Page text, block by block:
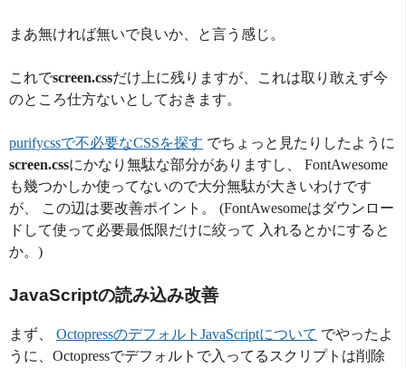
まあ無ければ無いで良いか、と言う感じ。
これでscreen.cssだけ上に残りますが、これは取り敢えず今
のところ仕方ないとしておきます。
purifycssで不必要なCSSを探す でちょっと見たりしたように
screen.cssにかなり無駄な部分がありますし、 FontAwesome
も幾つかしか使ってないので大分無駄が大きいわけです
が、 この辺は要改善ポイント。 (FontAwesomeはダウンロー
ドして使って必要最低限だけに絞って 入れるとかにすると
か。)
JavaScriptの読み込み改善
まず、 OctopressのデフォルトJavaScriptについて でやったよ
うに、Octopressでデフォルトで入ってるスクリプトは削除